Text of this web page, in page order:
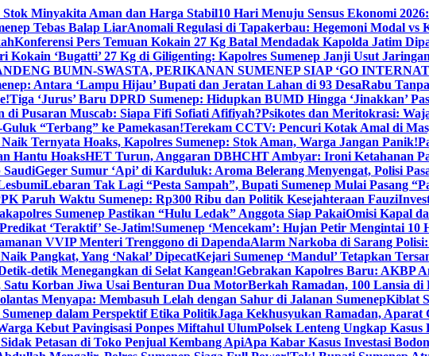
Stok Minyakita Aman dan Harga Stabil10 Hari Menuju Sensus Ekonomi
Tebas Balap LiarAnomali Regulasi di Tapakerbau: Hegemoni Modal vs
Konferensi Pers Temuan Kokain 27 Kg Batal Mendadak Kapolda Jatim
Kokain ‘Bugatti’ 27 Kg di Giligenting: Kapolres Sumenep Janji Usut
BUMN-SWASTA, PERIKANAN SUMENEP SIAP ‘GO
Antara ‘Lampu Hijau’ Bupati dan Jeratan Lahan di 93 DesaRabu
Tiga ‘Jurus’ Baru DPRD Sumenep: Hidupkan BUMD Hingga ‘Jinakkan’
di Pusaran Muscab: Siapa Fifi Sofiati Afifiyah?Psikotes dan Meritokrasi:
“Terbang” ke Pamekasan!Terekam CCTV: Pencuri Kotak Amal di
Ternyata Hoaks, Kapolres Sumenep: Stok Aman, Warga Jangan Panik!
Hantu HoaksHET Turun, Anggaran DBHCHT Ambyar: Ironi Ketahanan
SaudiGeger Sumur ‘Api’ di Karduluk: Aroma Belerang Menyengat, Polisi
Lebaran Tak Lagi “Pesta Sampah”, Bupati Sumenep Mulai Pasang
Paruh Waktu Sumenep: Rp300 Ribu dan Politik Kesejahteraan Fauzi
Sumenep Pastikan “Hulu Ledak” Anggota Siap PakaiOmisi Kapal
‘Teraktif’ Se-Jatim!Sumenep ‘Mencekam’: Hujan Petir Mengintai 10
VVIP Menteri Trenggono di DapendaAlarm Narkoba di Sarang Polisi:
Pangkat, Yang ‘Nakal’ DipecatKejari Sumenep ‘Mandul’ Tetapkan
detik Menegangkan di Selat Kangean!Gebrakan Kapolres Baru: AKBP
Korban Jiwa Usai Benturan Dua MotorBerkah Ramadan, 100 Lansia
Menyapa: Membasuh Lelah dengan Sahur di Jalanan SumenepKiblat
dalam Perspektif Etika PolitikJaga Kekhusyukan Ramadan, Aparat
Kebut Pavingisasi Ponpes Miftahul UlumPolsek Lenteng Ungkap
Petasan di Toko Penjual Kembang ApiApa Kabar Kasus Investasi